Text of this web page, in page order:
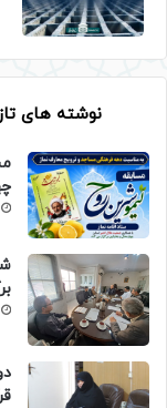
نوشته های